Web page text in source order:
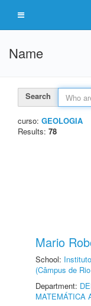
Name
Search
curso: GEOLOGIA
Results: 78
Mario
School:
(Câmpus de
Department:
MATEMÁTICA